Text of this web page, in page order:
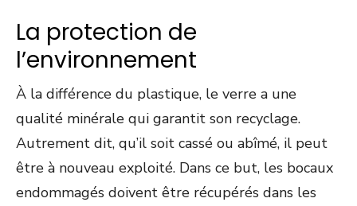
La protection de
l’environnement
À la différence du plastique, le verre a une
qualité minérale qui garantit son recyclage.
Autrement dit, qu’il soit cassé ou abîmé, il peut
être à nouveau exploité. Dans ce but, les bocaux
endommagés doivent être récupérés dans les